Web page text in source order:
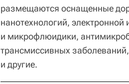
размещаются оснащенные
нанотехнологий,
и микрофлюидики,
трансмиссивных
и другие.